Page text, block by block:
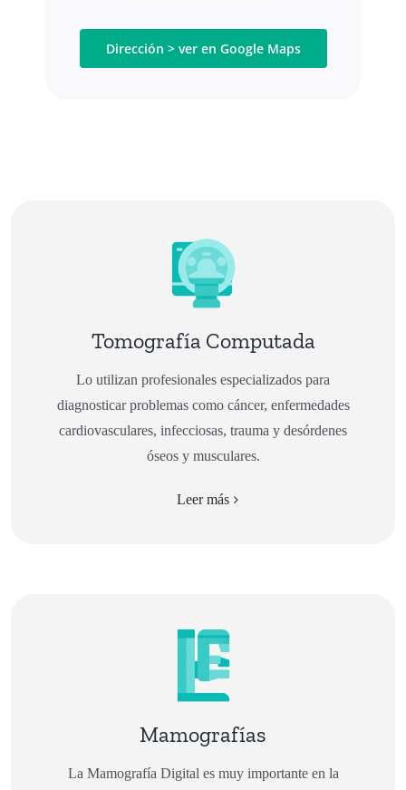
Dirección > ver en Google Maps
Tomografía Computada
Lo utilizan profesionales especializados para
diagnosticar problemas como cáncer, enfermedades
cardiovasculares, infecciosas, trauma y desórdenes
óseos y musculares.
Leer más
Mamografías
La Mamografía Digital es muy importante en la